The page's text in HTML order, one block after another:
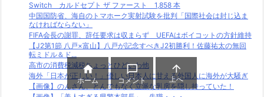
Switch カルドセプト ザ ファースト 1,858 本
中国国防省、海自のトマホーク実射試験を批判「国際社会は封じ込ま
なければならない」
FIFA会長の謝罪、辞任要求は収まらず UEFAはボイコットの方針維持
【J2第1節 八戸×富山】八戸が記念すべきJ2初勝利！佐藤祐太の無回
転ミドル＆ド...
高市の消費税減税ちょっとひどいわ他
海外「日本が正しい！」優しい日本人に甘える外国人に海外が大騒ぎ
【画像】のんさん、とんでもなく立派な乳房を隠し持っていた！

ホーム

コメント

上へ